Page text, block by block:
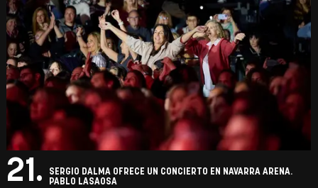
21.
SERGIO DALMA OFRECE UN CONCIERTO EN NAVARRA ARENA.
PABLO LASAOSA